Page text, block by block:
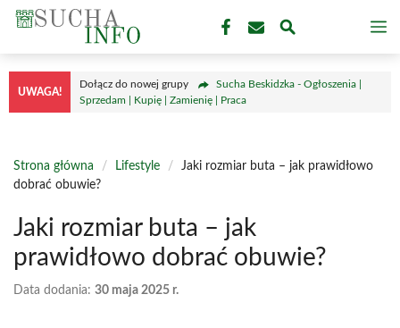
Przejdź
treści
UWAGA!
Dołącz do nowej grupy
Sucha Beskidzka - Ogłoszenia |
Sprzedam | Kupię | Zamienię | Praca
Strona główna / Lifestyle /
Jaki rozmiar buta – jak prawidłowo
dobrać obuwie?
Jaki rozmiar buta – jak
prawidłowo dobrać obuwie?
Data dodania: 30 maja 2025 r.